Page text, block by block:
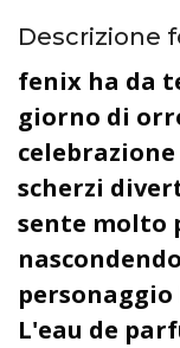
Descrizione
fenix ha da
giorno di
scherzi
sente molto
L'eau de